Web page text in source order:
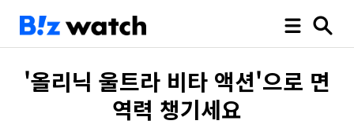
'올리닉 울트라 비타 액션'으로 면
역력 챙기세요